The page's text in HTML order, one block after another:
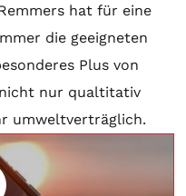
hat für eine
die geeigneten
Plus von
nur qualtitativ
umweltverträglich.